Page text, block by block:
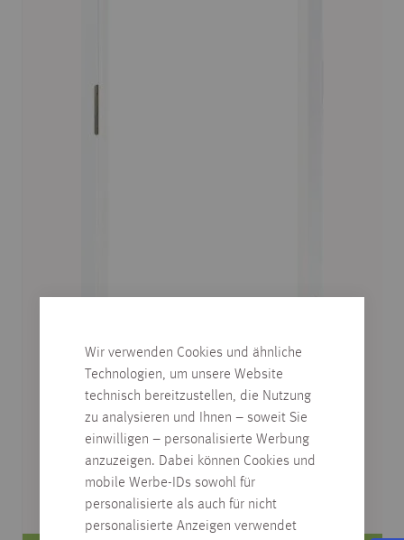
Wir verwenden Cookies und ähnliche
Technologien, um unsere Website
technisch bereitzustellen, die Nutzung
zu analysieren und Ihnen – soweit Sie
einwilligen – personalisierte Werbung
anzuzeigen. Dabei können Cookies und
mobile Werbe-IDs sowohl für
personalisierte als auch für nicht
personalisierte Anzeigen verwendet
TÜRZARGE, WEISSLACK ÄHNL. R
AL 9016, DESIGNKANTE R2
verschiedene Abmessungen